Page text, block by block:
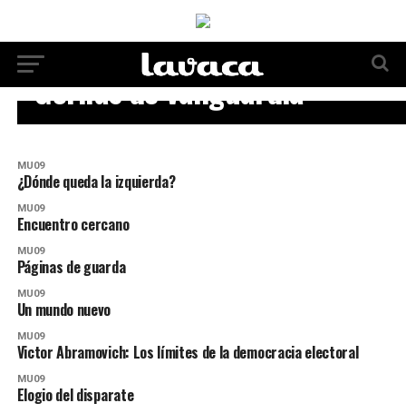
Gorilas de vanguardia
MU09
¿Dónde queda la izquierda?
MU09
Encuentro cercano
MU09
Páginas de guarda
MU09
Un mundo nuevo
MU09
Victor Abramovich: Los límites de la democracia electoral
MU09
Elogio del disparate